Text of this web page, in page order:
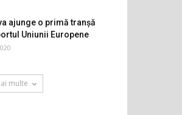
ajunge o primă tranșă
Uniunii Europene
multe